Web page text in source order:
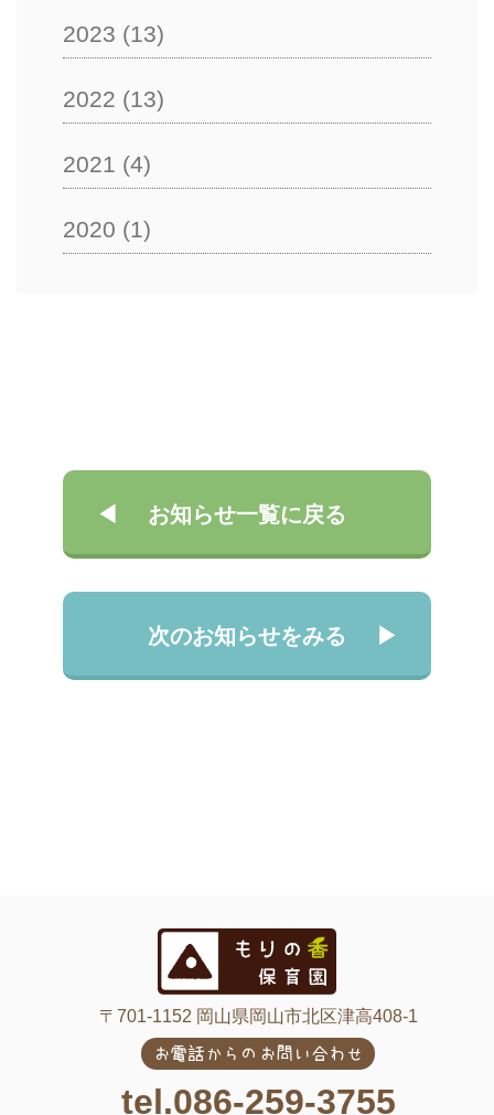
2023 (13)
2022 (13)
2021 (4)
2020 (1)
お知らせ一覧に戻る
次のお知らせをみる
〒701-1152 岡山県岡山市北区津高408-1
お電話からのお問い合わせ
tel.086-259-3755